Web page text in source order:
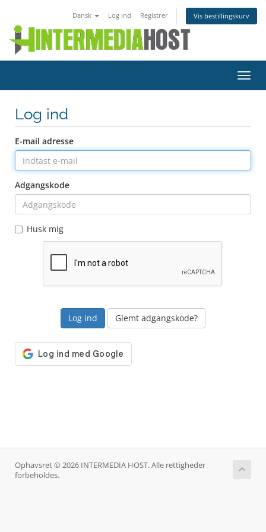
Dansk Log ind Registrer Vis bestillingskurv
Skift
Log ind
E-mail adresse
Adgangskode
Husk mig
Glemt adgangskode?
Ophavsret © 2026 INTERMEDIA HOST. Alle rettigheder
forbeholdes.